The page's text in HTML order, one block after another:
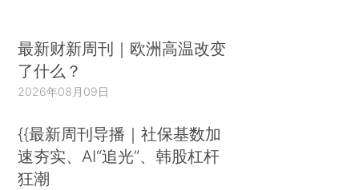
最新财新周刊｜欧洲高温改变
了什么？
2026年08月09日
{{最新周刊导播｜社保基数加
速夯实、AI“追光”、韩股杠杆
狂潮